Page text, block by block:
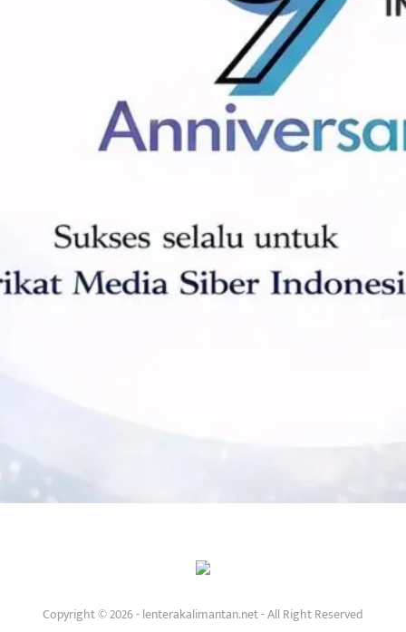
Copyright © 2026 - lenterakalimantan.net - All Right Reserved